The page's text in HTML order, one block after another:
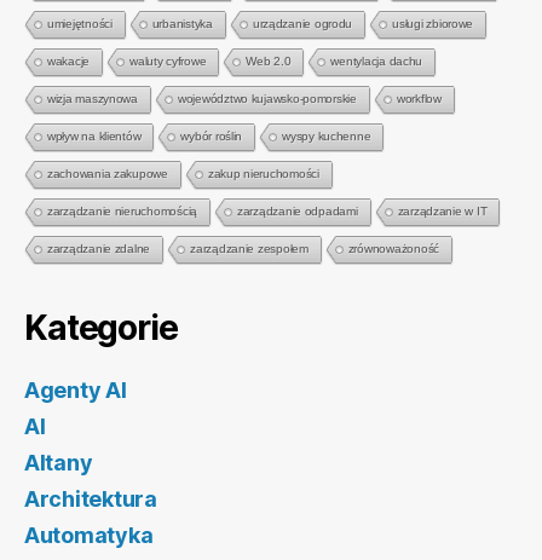
umiejętności urbanistyka urządzanie ogrodu usługi zbiorowe
wakacje waluty cyfrowe Web 2.0 wentylacja dachu
wizja maszynowa województwo kujawsko-pomorskie workflow
wpływ na klientów wybór roślin wyspy kuchenne
zachowania zakupowe zakup nieruchomości
zarządzanie nieruchomością zarządzanie odpadami zarządzanie w IT
zarządzanie zdalne zarządzanie zespołem zrównoważoność
Kategorie
Agenty AI
AI
Altany
Architektura
Automatyka